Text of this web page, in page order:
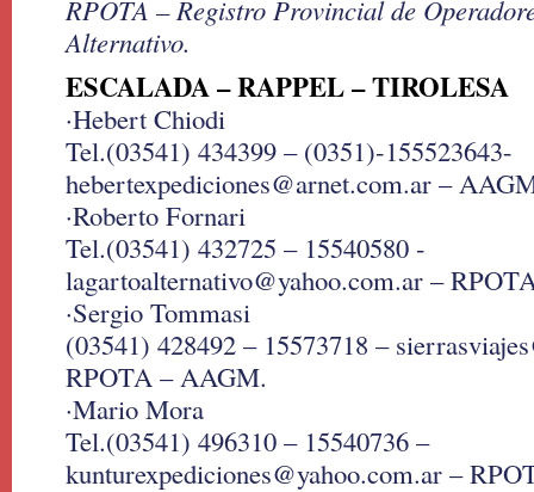
RPOTA – Registro Provincial de
Alternativo.
ESCALADA – RAPPEL – TIROLESA
·Hebert Chiodi
Tel.(03541) 434399 – (0351)-155523643-
hebertexpediciones@arnet.com.ar –
·Roberto Fornari
Tel.(03541) 432725 – 15540580 -
lagartoalternativo@yahoo.com.ar –
·Sergio Tommasi
(03541) 428492 – 15573718 –
RPOTA – AAGM.
·Mario Mora
Tel.(03541) 496310 – 15540736 –
kunturexpediciones@yahoo.com.ar –